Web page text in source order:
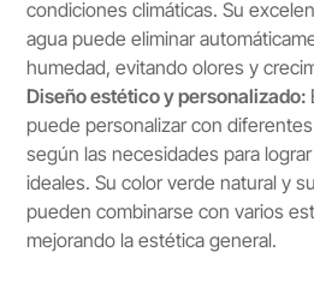
condiciones climáticas. Su
agua puede eliminar
humedad, evitando olores y
Diseño estético y personalizado:
puede personalizar con
según las necesidades para
ideales. Su color verde natural y
pueden combinarse con varios
mejorando la estética general.